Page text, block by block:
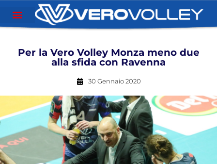
Per la Vero Volley Monza meno due
alla sfida con Ravenna
30 Gennaio 2020